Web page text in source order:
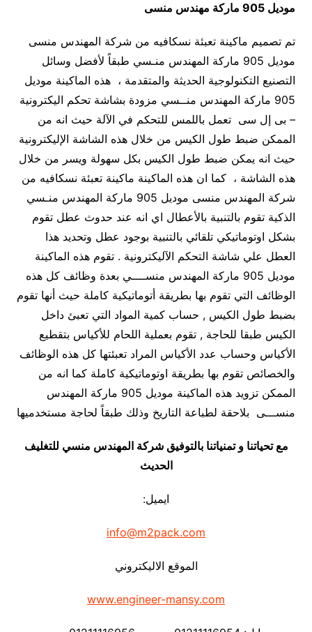
موديل 905 ماركة مهندس منسى
تم تصميم ماكينة تعبئة نسكافيه من شركة المهندس منسى
موديل 905 ماركة المهندس منـسي طبقاً لأفضل وسائل
التصنيع التكنولوجية الحديثة والمتقدمة ، هذه الماكينة موديل
905 ماركة المهندس منــسي مزودة بشاشة تحكم اليكترونية
– بى إل سى تعمل باللمس للتحكم في الآلة حيث انه من
الممكن ضبط طول الكيس من خلال هذه الشاشة الإليكترونية
حيث انه يمكن ضبط طول الكيس بكل سهولة ويسر من خلال
هذه الشاشة ، كما ان هذه الماكينة ماكينة تعبئة نسكافيه من
شركة المهندس منسى موديل 905 ماركة المهندس منـسي
الذكية تقوم بالتنبية بالأعطال اي انه عند حدوث عطل تقوم
بشكل اوتوماتيكي تلقائي بالتنبية بوجود عطل وتحديد هذا
العطل علي شاشة التحكم الآليكترونية . تقوم هذه الماكينة
موديل 905 ماركة المهندس منســــي بعدة وظائف كل هذه
الوظائف التي تقوم بها بطريقة أتوماتيكية كاملة حيث أنها تقوم
بضبط طول الكيس , حساب كمية المواد التي تعبئ داخل
الكيس طبقا للحاجة , تقوم بعملية اللحام للأكياس بتقطيع
الأكياس وحساب عدد الأكياس المراد تعبئتها كل هذه الوظائف
والخصائص تقوم بها بطريقة اوتوماتيكية كاملة كما انه من
الممكن تزويد هذه الماكينة موديل 905 ماركة المهندس
منســـى بلاحقة لطباعة التاريخ وذلك طبقاً لحاجة مستخدميها
مع تحياتنا و تمنياتنا بالتوفيق شركة المهندس منسي للتغليف
الحديث
ايميل:
info@m2pack.com
الموقع الاليكتروني
www.engineer-mansy.com